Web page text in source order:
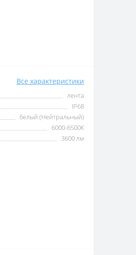
Все характеристики
лента
IP68
белый (Нейтральный)
6000-6500К
3600 лм